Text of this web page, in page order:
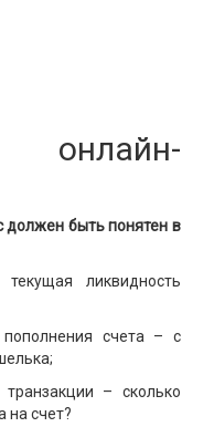
должен быть понятен в
ликвидность
счета – с
– сколько
на счет?